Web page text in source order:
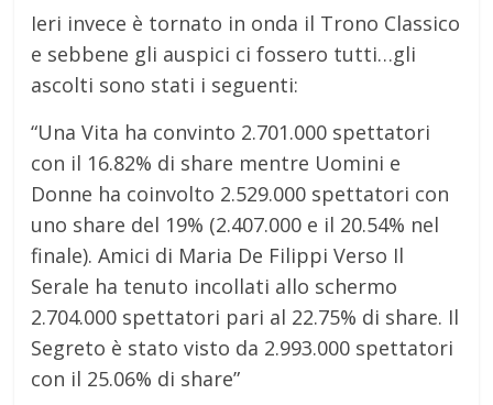
Ieri invece è tornato in onda il Trono Classico
e sebbene gli auspici ci fossero tutti…gli
ascolti sono stati i seguenti:
“Una Vita ha convinto 2.701.000 spettatori
con il 16.82% di share mentre Uomini e
Donne ha coinvolto 2.529.000 spettatori con
uno share del 19% (2.407.000 e il 20.54% nel
finale). Amici di Maria De Filippi Verso Il
Serale ha tenuto incollati allo schermo
2.704.000 spettatori pari al 22.75% di share. Il
Segreto è stato visto da 2.993.000 spettatori
con il 25.06% di share”